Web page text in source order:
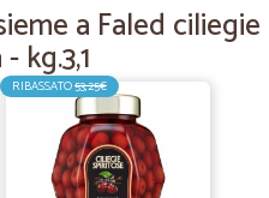
un feedback totalmente
a Faled ciliegie
kg.3,1
RIBASSATO53,25€